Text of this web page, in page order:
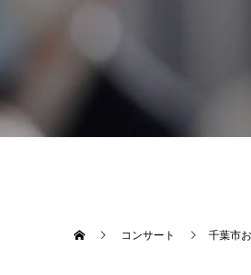
コンサート 千葉市